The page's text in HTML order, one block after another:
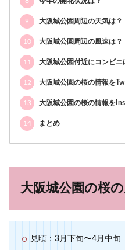
9 大阪城公園周辺の天気は？
10 大阪城公園周辺の風速は？
11 大阪城公園付近にコンビニ
12 大阪城公園の桜の情報を
13 大阪城公園の桜の情報を
14 まとめ
大阪城公園の桜
見頃：3月下旬〜4月中旬